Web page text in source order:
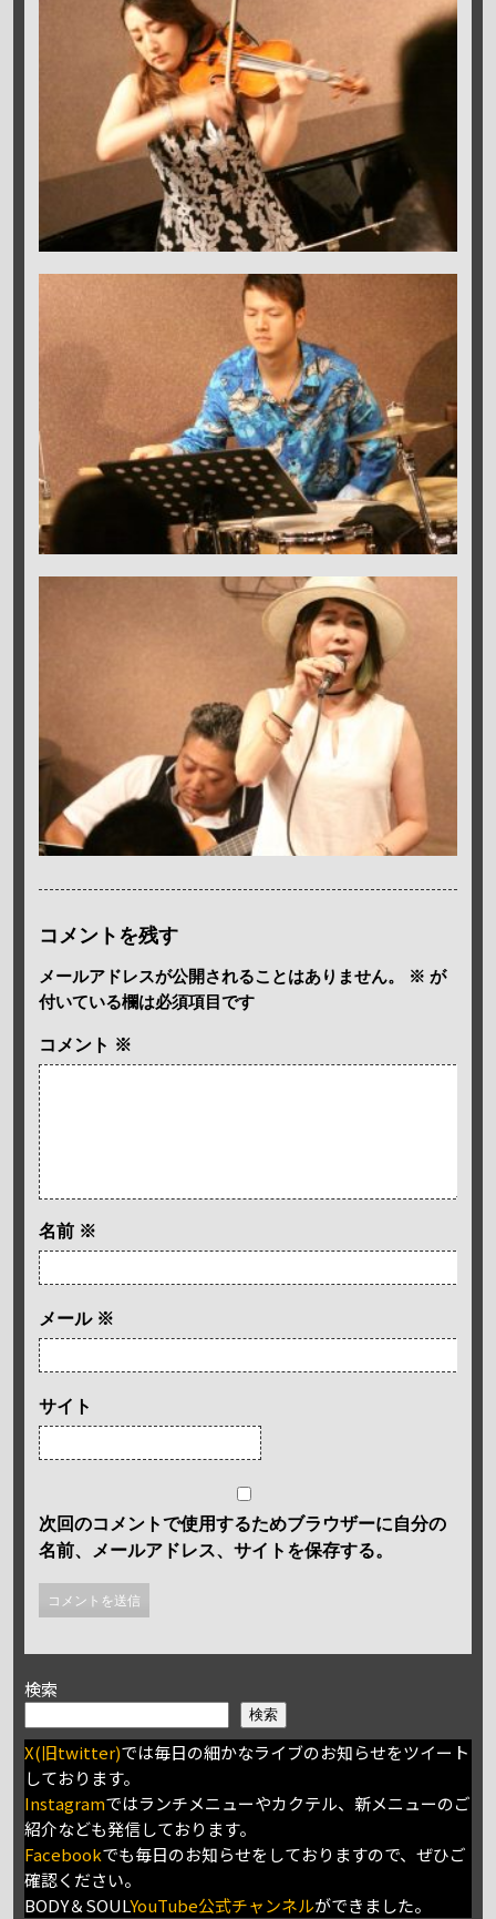
コメントを残す
メールアドレスが公開されることはありません。 ※ が
付いている欄は必須項目です
コメント ※
名前 ※
メール ※
サイト
次回のコメントで使用するためブラウザーに自分の
名前、メールアドレス、サイトを保存する。
検索
検索
X(旧twitter)では毎日の細かなライブのお知らせをツイート
しております。
Instagramではランチメニューやカクテル、新メニューのご
紹介なども発信しております。
Facebookでも毎日のお知らせをしておりますので、ぜひご
確認ください。
BODY＆SOULYouTube公式チャンネルができました。